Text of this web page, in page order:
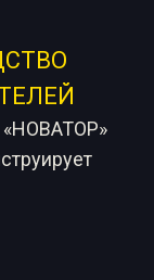
«НОВАТОР»